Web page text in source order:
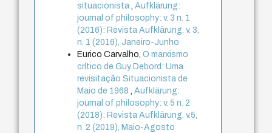
situacionista ,Aufklärung:
journal of philosophy: v. 3 n. 1
(2016): Revista Aufklärung. v. 3,
n. 1 (2016), Janeiro-Junho
Eurico Carvalho,O marxismo
crítico de Guy Debord: Uma
revisitação Situacionista de
Maio de 1968
,Aufklärung:
journal of philosophy: v. 5 n. 2
(2018): Revista Aufklärung. v.5,
n. 2 (2019), Maio-Agosto